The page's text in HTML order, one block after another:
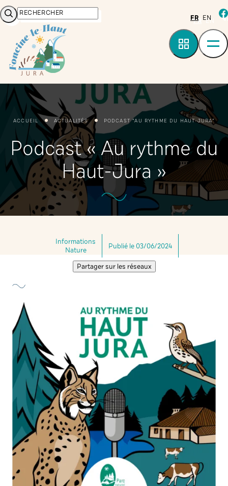
Rechercher FR EN
ACCUEIL ACTUALITÉS PODCAST “AU RYTHME DU HAUT-JURA”
Podcast « Au rythme du
Haut-Jura »
Informations
Nature
Publié le 03/06/2024
Partager sur les réseaux
Panneau de gestion des cookies